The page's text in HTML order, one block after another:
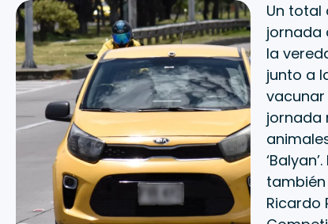
Un total
jornada
la
junto a
jornada
Ricardo